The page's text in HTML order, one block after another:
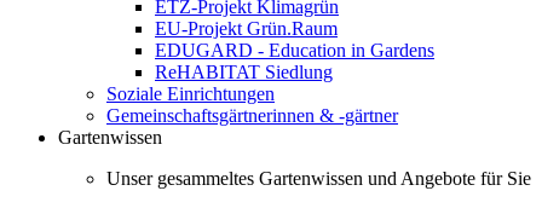
ETZ-Projekt Klimagrün
EU-Projekt Grün.Raum
EDUGARD - Education in Gardens
ReHABITAT Siedlung
Soziale Einrichtungen
Gemeinschaftsgärtnerinnen & -gärtner
Gartenwissen
Unser gesammeltes Gartenwissen und Angebote für Sie